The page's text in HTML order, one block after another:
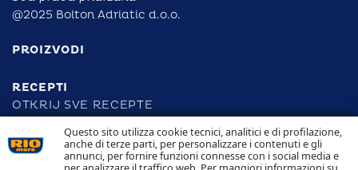
Questo sito utilizza cookie tecnici, analitici e di profilazione,
anche di terze parti, per personalizzare i contenuti e gli
annunci, per fornire funzioni connesse con i social media e
@2025 Bolton Adriatic d.o.o.
PROIZVODI
RECEPTI
OTKRIJ SVE RECEPTE
ODGOVORNOST